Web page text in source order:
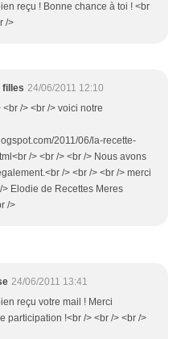
reçu ! Bonne chance à toi ! <br
/>
filles 24/06/2011 12:10
/> <br /> voici notre
2011/06/la-recette-
/> <br /> <br /> Nous avons
/> <br /> <br /> merci
Elodie de Recettes Meres
/>
24/06/2011 13:41
reçu votre mail ! Merci
participation !<br /> <br /> <br />